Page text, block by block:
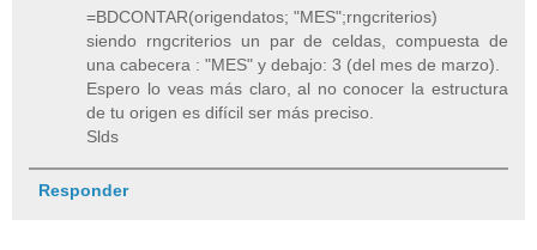
=BDCONTAR(origendatos; "MES";rngcriterios)
siendo rngcriterios un par de celdas, compuesta de
una cabecera : "MES" y debajo: 3 (del mes de marzo).
Espero lo veas más claro, al no conocer la estructura
de tu origen es difícil ser más preciso.
Slds
Responder